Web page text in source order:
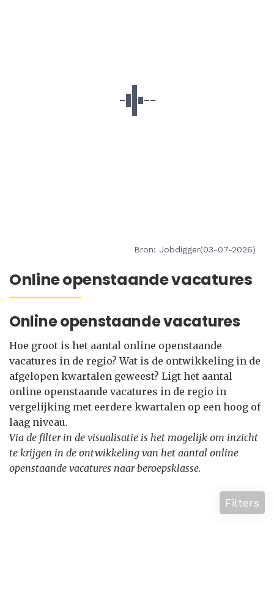
Bron: Jobdigger(03-07-2026)
Online openstaande vacatures
Online openstaande vacatures
Hoe groot is het aantal online openstaande
vacatures in de regio? Wat is de ontwikkeling in de
afgelopen kwartalen geweest? Ligt het aantal
online openstaande vacatures in de regio in
vergelijking met eerdere kwartalen op een hoog of
laag niveau.
Via de filter in de visualisatie is het mogelijk om inzicht
te krijgen in de ontwikkeling van het aantal online
openstaande vacatures naar beroepsklasse.
Filters